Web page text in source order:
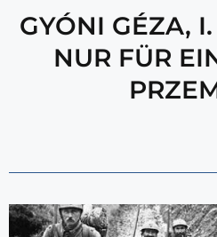
GYÓNI GÉZA,
NUR FÜR